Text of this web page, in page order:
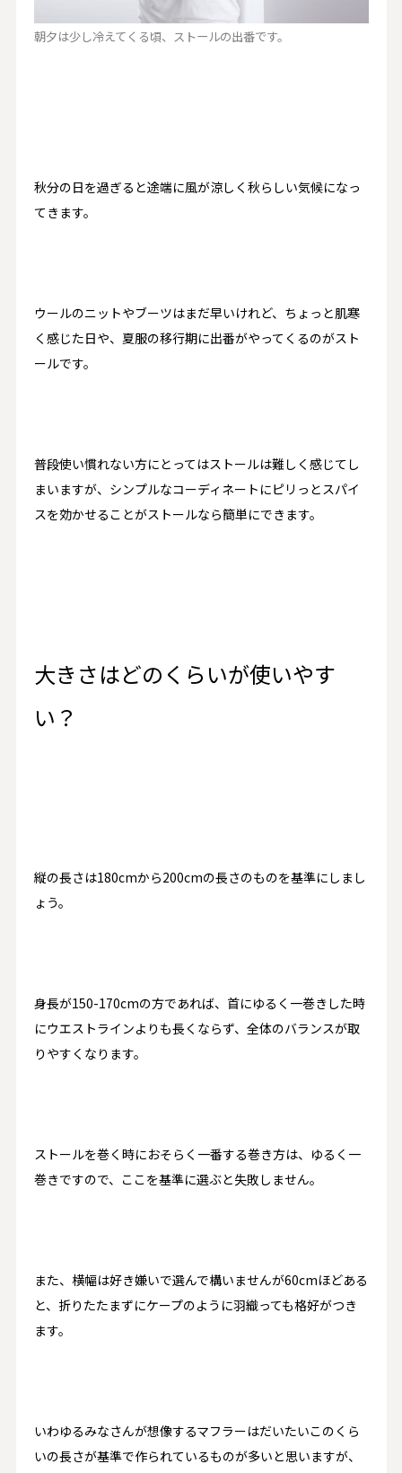
朝夕は少し冷えてくる頃、ストールの出番です。
秋分の日を過ぎると途端に風が涼しく秋らしい気候になっ
てきます。
ウールのニットやブーツはまだ早いけれど、ちょっと肌寒
く感じた日や、夏服の移行期に出番がやってくるのがスト
ールです。
普段使い慣れない方にとってはストールは難しく感じてし
まいますが、シンプルなコーディネートにピリっとスパイ
スを効かせることがストールなら簡単にできます。
大きさはどのくらいが使いやす
い？
縦の長さは180cmから200cmの長さのものを基準にしまし
ょう。
身長が150-170cmの方であれば、首にゆるく一巻きした時
にウエストラインよりも長くならず、全体のバランスが取
りやすくなります。
ストールを巻く時におそらく一番する巻き方は、ゆるく一
巻きですので、ここを基準に選ぶと失敗しません。
また、横幅は好き嫌いで選んで構いませんが60cmほどある
と、折りたたまずにケープのように羽織っても格好がつき
ます。
いわゆるみなさんが想像するマフラーはだいたいこのくら
いの長さが基準で作られているものが多いと思いますが、